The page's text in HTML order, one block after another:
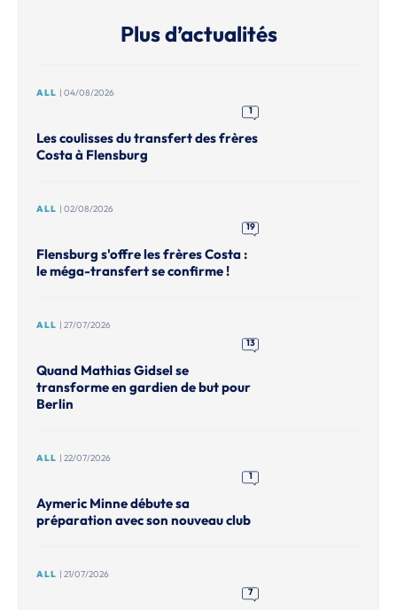
Plus d’actualités
ALL | 04/08/2026
1
Les coulisses du transfert des frères
Costa à Flensburg
ALL | 02/08/2026
19
Flensburg s'offre les frères Costa :
le méga-transfert se confirme !
ALL | 27/07/2026
13
Quand Mathias Gidsel se
transforme en gardien de but pour
Berlin
ALL | 22/07/2026
1
Aymeric Minne débute sa
préparation avec son nouveau club
ALL | 21/07/2026
7